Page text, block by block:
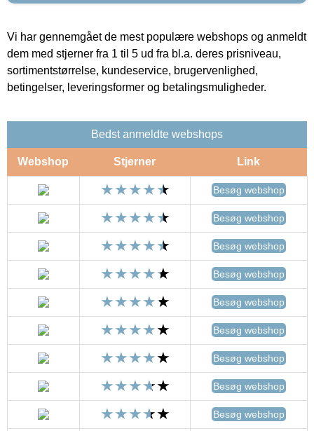
Vi har gennemgået de mest populære webshops og anmeldt
dem med stjerner fra 1 til 5 ud fra bl.a. deres prisniveau,
sortimentstørrelse, kundeservice, brugervenlighed,
betingelser, leveringsformer og betalingsmuligheder.
Bedst anmeldte webshops
Webshop Stjerner Link
Besøg webshop
Besøg webshop
Besøg webshop
Besøg webshop
Besøg webshop
Besøg webshop
Besøg webshop
Besøg webshop
Besøg webshop